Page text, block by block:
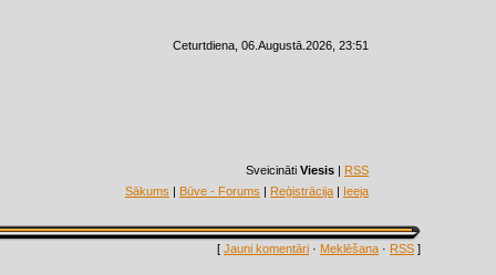
Ceturtdiena, 06.Augustā.2026, 23:51
Sveicināti Viesis | RSS
Sākums | Būve - Forums | Reģistrācija | Ieeja
[ Jauni komentāri · Meklēšana · RSS ]